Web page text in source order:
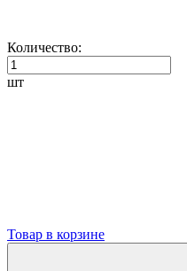
Количество:
шт
Товар в корзине